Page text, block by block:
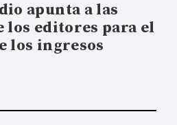
apunta a las
los editores para el
los ingresos